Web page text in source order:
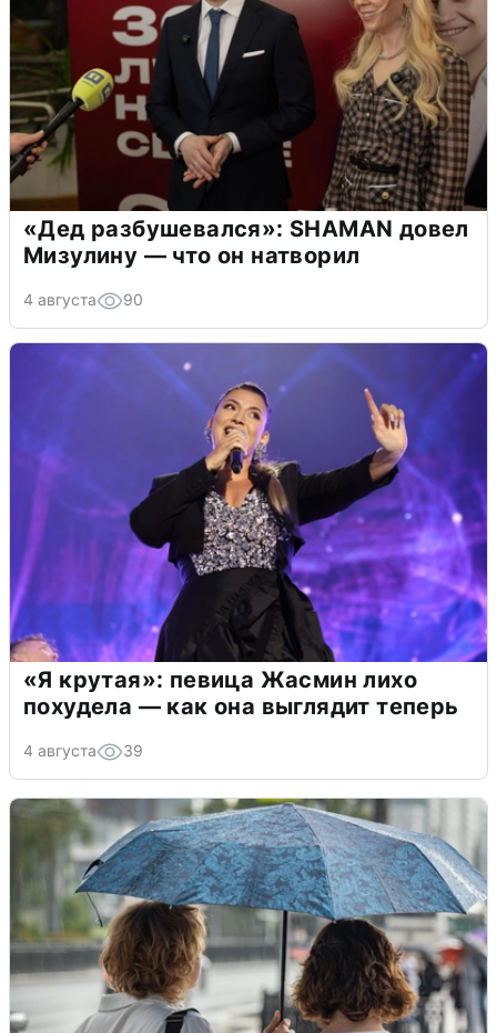
«Дед разбушевался»: SHAMAN довел
Мизулину — что он натворил
4 августа 90
«Я крутая»: певица Жасмин лихо
похудела — как она выглядит теперь
4 августа 39